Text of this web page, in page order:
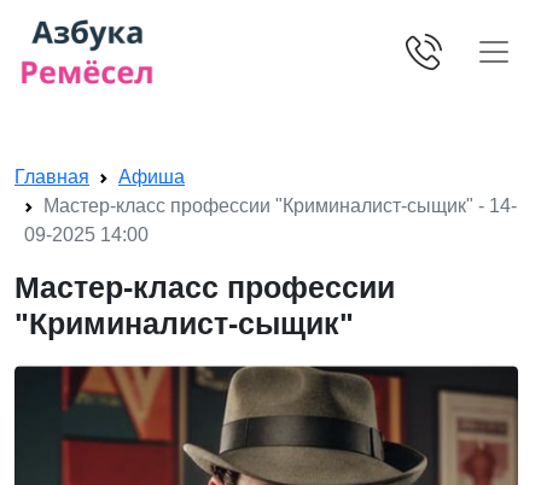
Главная
Афиша
Мастер-класс профессии "Криминалист-сыщик" - 14-
09-2025 14:00
Мастер-класс профессии
"Криминалист-сыщик"